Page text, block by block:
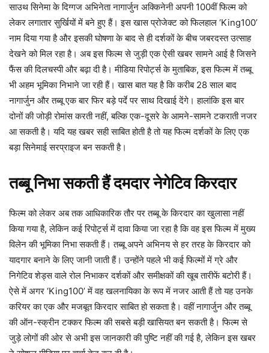
साउथ सिनेमा के दिग्गज अभिनेता नागार्जुन अक्किनेनी अपनी 100वीं फिल्म को
लेकर लगातार सुर्खियों में बने हुए हैं। इस खास प्रोजेक्ट को फिलहाल ‘King100’
नाम दिया गया है और इसकी घोषणा के बाद से ही दर्शकों के बीच जबरदस्त उत्साह
देखने को मिल रहा है। अब इस फिल्म से जुड़ी एक ऐसी खबर सामने आई है जिसने
फैंस की दिलचस्पी और बढ़ा दी है। मीडिया रिपोर्ट्स के मुताबिक, इस फिल्म में तब्बू
भी अहम भूमिका निभाने जा रही हैं। खास बात यह है कि करीब 28 साल बाद
नागार्जुन और तब्बू एक बार फिर बड़े पर्दे पर साथ दिखाई देंगे। हालांकि इस बार
दोनों की जोड़ी रोमांस करती नहीं, बल्कि एक-दूसरे के आमने-सामने टकराती नजर
आ सकती है। यदि यह खबर सही साबित होती है तो यह फिल्म दर्शकों के लिए एक
बड़ा सिनेमाई सरप्राइज बन सकती है।
तब्बू निभा सकती हैं दमदार नेगेटिव किरदार
फिल्म को लेकर अब तक आधिकारिक तौर पर तब्बू के किरदार का खुलासा नहीं
किया गया है, लेकिन कई रिपोर्ट्स में दावा किया जा रहा है कि वह इस फिल्म में मुख्य
विलेन की भूमिका निभा सकती हैं। तब्बू अपने अभिनय से हर तरह के किरदार को
यादगार बनाने के लिए जानी जाती हैं। उन्होंने पहले भी कई फिल्मों में ग्रे और
निगेटिव शेड्स वाले रोल निभाकर दर्शकों और समीक्षकों की खूब तारीफें बटोरी हैं।
ऐसे में अगर ‘King100’ में वह खलनायिका के रूप में नजर आती हैं तो यह उनके
करियर का एक और मजबूत किरदार साबित हो सकता है। वहीं नागार्जुन और तब्बू
की ऑन-स्क्रीन टक्कर फिल्म की सबसे बड़ी खासियत बन सकती है। फिल्म से
जुड़े लोगों की ओर से अभी इस जानकारी की पुष्टि नहीं की गई है, लेकिन इस खबर